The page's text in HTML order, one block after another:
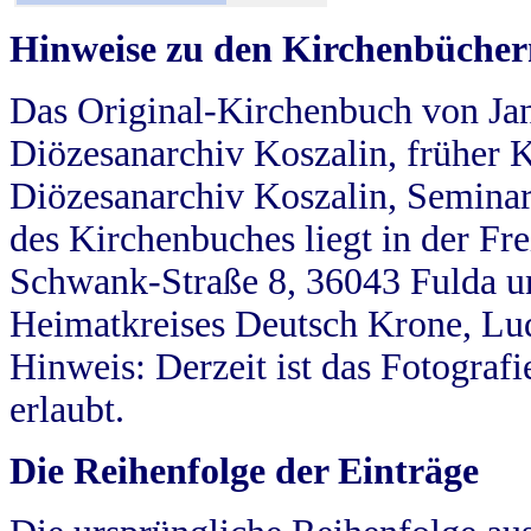
Hinweise zu den
Das Original-Kirchenbuch von
Diözesanarchiv Koszalin, früher
Diözesanarchiv Koszalin,
des Kirchenbuches liegt in der
Schwank-Straße 8, 36043 Fulda
Heimatkreises Deutsch Krone,
Hinweis: Derzeit ist das
erlaubt.
Die Reihenfolge der Einträge